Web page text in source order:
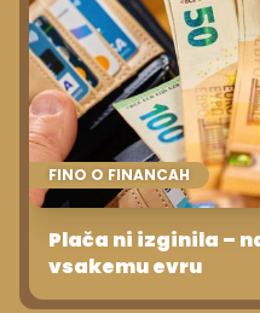
FINO O FINANCAH
Plača ni izginila –
vsakemu evru